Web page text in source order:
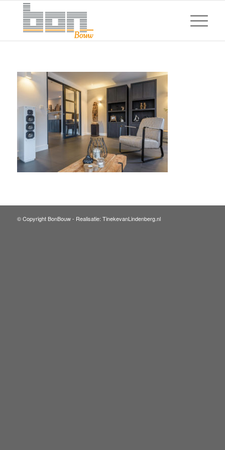
© Copyright BonBouw - Realisatie: TinekevanLindenberg.nl